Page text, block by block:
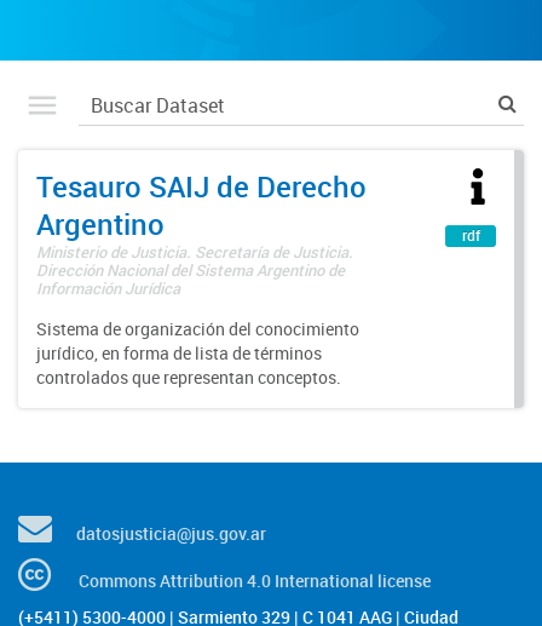
Tesauro SAIJ de Derecho
Argentino
Ministerio de Justicia. Secretaría de Justicia.
Dirección Nacional del Sistema Argentino de
Información Jurídica
Sistema de organización del conocimiento
jurídico, en forma de lista de términos
controlados que representan conceptos.
rdf
datosjusticia@jus.gov.ar
Commons Attribution 4.0 International license
(+5411) 5300-4000 | Sarmiento 329 | C 1041 AAG | Ciudad